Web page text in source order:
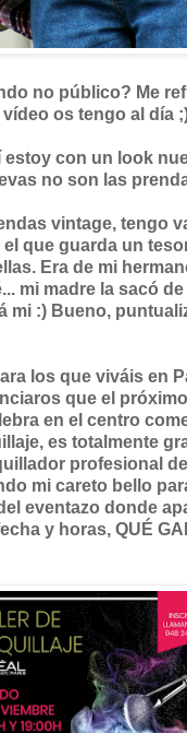
no público? Me
os tengo al día
estoy con un look
no son las
vintage, tengo
que guarda un
Era de mi
mi madre la sacó
mi :) Bueno,
los que viváis en
que el
en el centro
es totalmente
profesional de
mi careto bello
eventazo donde
y horas, QUÉ